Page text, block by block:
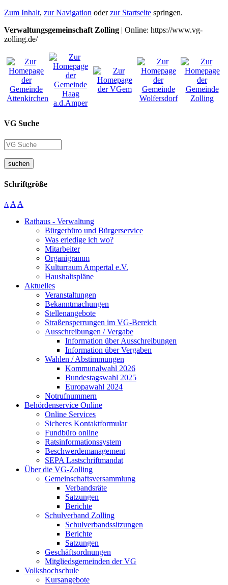
Zum Inhalt, zur Navigation oderzur Startseite springen.
Verwaltungsgemeinschaft Zolling | Online: https://www.vg-
zolling.de/
VG Suche
suchen
Schriftgröße
A A A
Rathaus - Verwaltung
Bürgerbüro und Bürgerservice
Was erledige ich wo?
Mitarbeiter
Organigramm
Kulturraum Ampertal e.V.
Haushaltspläne
Aktuelles
Veranstaltungen
Bekanntmachungen
Stellenangebote
Straßensperrungen im VG-Bereich
Ausschreibungen / Vergabe
Information über Ausschreibungen
Information über Vergaben
Wahlen / Abstimmungen
Kommunalwahl 2026
Bundestagswahl 2025
Europawahl 2024
Notrufnummern
Behördenservice Online
Online Services
Sicheres Kontaktformular
Fundbüro online
Ratsinformationssystem
Beschwerdemanagement
SEPA Lastschriftmandat
Über die VG-Zolling
Gemeinschaftsversammlung
Verbandsräte
Satzungen
Berichte
Schulverband Zolling
Schulverbandssitzungen
Berichte
Satzungen
Geschäftsordnungen
Mitgliedsgemeinden der VG
Volkshochschule
Kursangebote